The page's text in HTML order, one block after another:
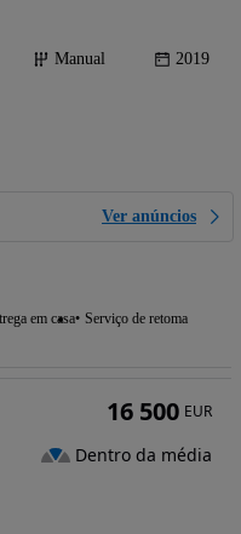
Manual 2019
Ver anúncios
em casa Serviço de retoma
16 500 EUR
Dentro da média